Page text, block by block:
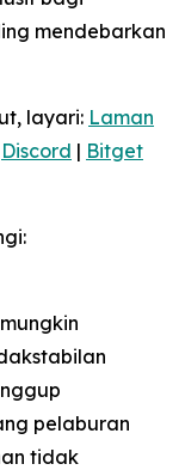
mendebarkan
layari: Laman
Discord | Bitget
pelaburan
tidak